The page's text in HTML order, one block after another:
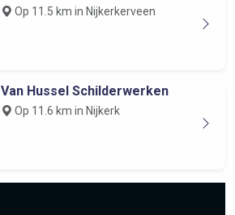
Op 11.5 km in Nijkerkerveen
Van Hussel Schilderwerken
Op 11.6 km in Nijkerk